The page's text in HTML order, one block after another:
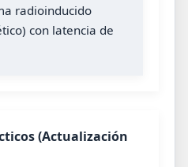
radioinducido
con latencia de
(Actualización